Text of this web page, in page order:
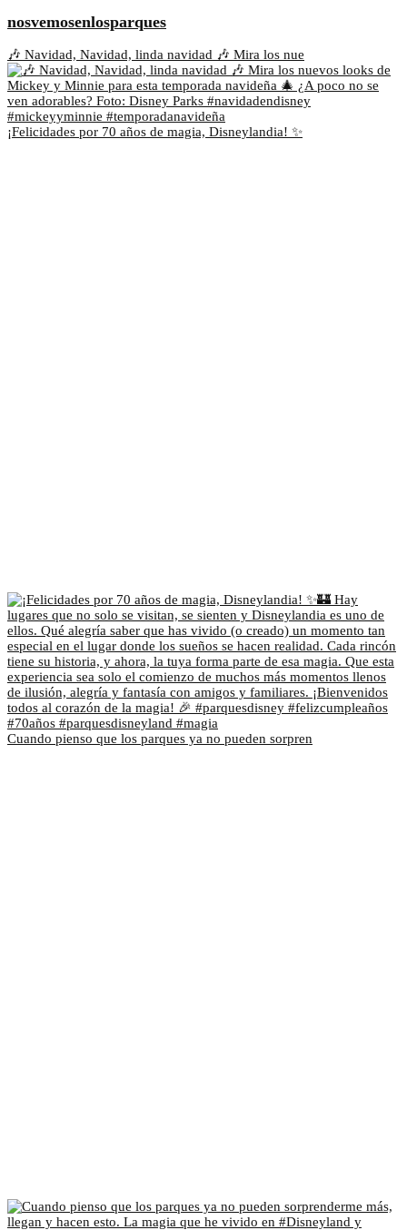
nosvemosenlosparques
🎶 Navidad, Navidad, linda navidad 🎶 Mira los nue
¡Felicidades por 70 años de magia, Disneylandia! ✨
Cuando pienso que los parques ya no pueden sorpren